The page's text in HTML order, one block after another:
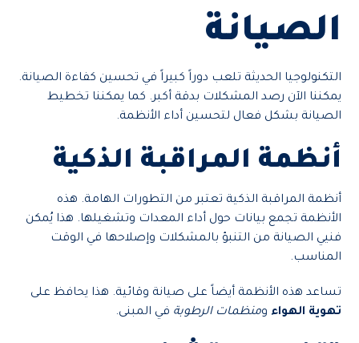
الصيانة
التكنولوجيا الحديثة تلعب دوراً كبيراً في تحسين كفاءة الصيانة.
يمكننا الآن رصد المشكلات بدقة أكبر. كما يمكننا تخطيط
الصيانة بشكل فعال لتحسين أداء الأنظمة.
أنظمة المراقبة الذكية
أنظمة المراقبة الذكية تعتبر من التطورات الهامة. هذه
الأنظمة تجمع بيانات حول أداء المعدات وتشغيلها. هذا يُمكن
فنيي الصيانة من التنبؤ بالمشكلات وإصلاحها في الوقت
المناسب.
تساعد هذه الأنظمة أيضاً على صيانة وقائية. هذا يحافظ على
تهوية الهواء ومنظمات الرطوبة في المبنى.